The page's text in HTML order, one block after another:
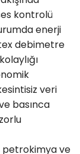
kontrolü
enerji
debimetre
veri
basınca
petrokimya ve